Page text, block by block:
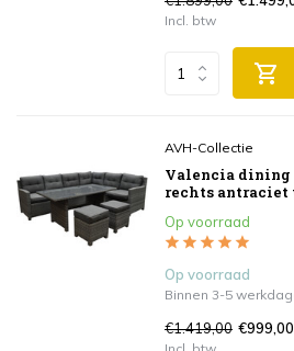
Incl. btw
AVH-Collectie
Valencia dining
rechts
Op voorraad
Op voorraad
Binnen 3-5
€1.419,00 €999,00